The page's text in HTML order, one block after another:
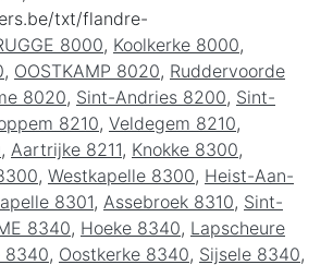
txt/flandre-
8000, Koolkerke 8000,
, OOSTKAMP 8020, Ruddervoorde
8020, Sint-Andries 8200, Sint-
8210, Veldegem 8210,
, Aartrijke 8211, Knokke 8300,
, Westkapelle 8300, Heist-Aan-
8301, Assebroek 8310, Sint-
8340, Hoeke 8340, Lapscheure
8340, Oostkerke 8340, Sijsele 8340,